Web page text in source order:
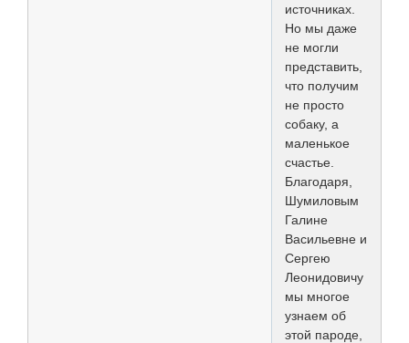
источниках.
Но мы даже
не могли
представить,
что получим
не просто
собаку, а
маленькое
счастье.
Благодаря,
Шумиловым
Галине
Васильевне и
Сергею
Леонидовичу
мы многое
узнаем об
этой пароде,